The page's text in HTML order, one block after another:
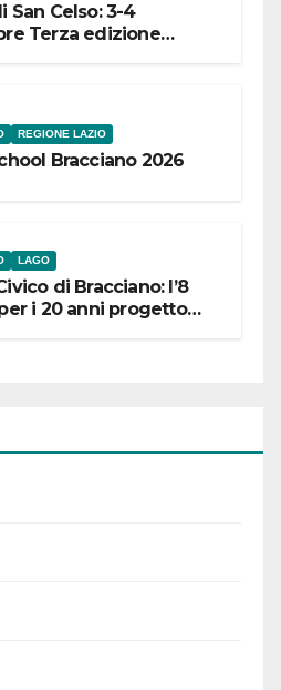
San Celso: 3-4
Terza edizione
REGIONE LAZIO
Bracciano 2026
LAGO
di Bracciano: l’8
i 20 anni progetto